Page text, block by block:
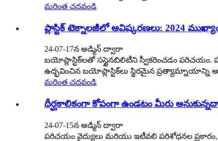
మరింత చదవండి
ప్లాస్టిక్ టెక్నాలజీలో ఆవిష్కరణలు: 2024
24-07-17న అడ్మిన్ ద్వారా
బయోప్లాస్టిక్‌లతో సస్టైనబిలిటీని స్వీకరించడం పరిచయం.
ఉద్భవించిన బయోప్లాస్టిక్‌లు స్థిరమైన ప్రత్యామ్నాయాన్ని
మరింత చదవండి
దీర్ఘకాలికంగా కోపంగా ఉండటం మీరు
24-07-15న అడ్మిన్ ద్వారా
పరిచయం వైద్యులు మరియు ఇటీవలి పరిశోధనల